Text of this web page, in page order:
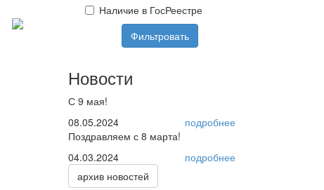
Наличие в ГосРеестре
Фильтровать
Новости
С 9 мая!
08.05.2024
подробнее
Поздравляем с 8 марта!
04.03.2024
подробнее
архив новостей